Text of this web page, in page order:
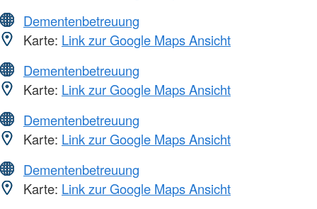
Dementenbetreuung
Karte: Link zur Google Maps Ansicht
Dementenbetreuung
Karte: Link zur Google Maps Ansicht
Dementenbetreuung
Karte: Link zur Google Maps Ansicht
Dementenbetreuung
Karte: Link zur Google Maps Ansicht